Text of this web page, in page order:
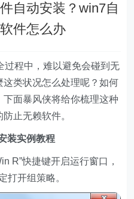
自动安装？win7自
件怎么办
程中，难以避免会碰到无
类状况怎么处理呢？如何
面暴风侠将给你梳理这种
止无赖软件。
实例教程
快捷键开启运行窗口，
打开组策略。